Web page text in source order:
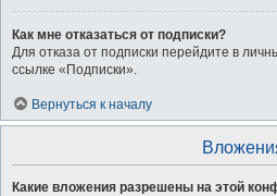
Как мне отказаться от подписки?
Для отказа от подписки перейдите в
ссылке «Подписки».
Вернуться к началу
Какие вложения разрешены на этой